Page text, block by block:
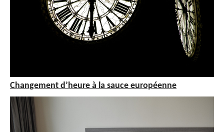
Changement d’heure à la sauce européenne